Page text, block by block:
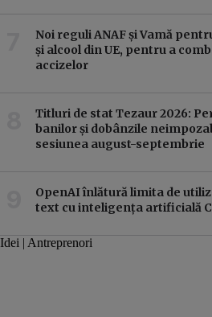
Noi reguli ANAF și Vamă
și alcool din UE, pentru a
accizelor
Titluri de stat Tezaur 2026:
banilor și dobânzile
sesiunea august-septembrie
OpenAI înlătură limita de
text cu inteligența artificială
Idei | Antreprenori